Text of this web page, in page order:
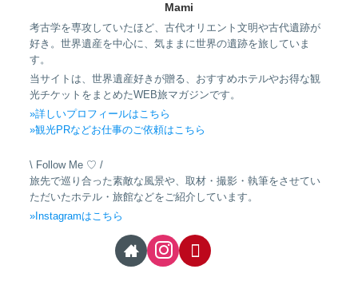
Mami
考古学を専攻していたほど、古代オリエント文明や古代遺跡が
好き。世界遺産を中心に、気ままに世界の遺跡を旅していま
す。
当サイトは、世界遺産好きが贈る、おすすめホテルやお得な観
光チケットをまとめたWEB旅マガジンです。
»詳しいプロフィールはこちら
»観光PRなどお仕事のご依頼はこちら
\ Follow Me ♡ /
旅先で巡り合った素敵な風景や、取材・撮影・執筆をさせてい
ただいたホテル・旅館などをご紹介しています。
»Instagramはこちら